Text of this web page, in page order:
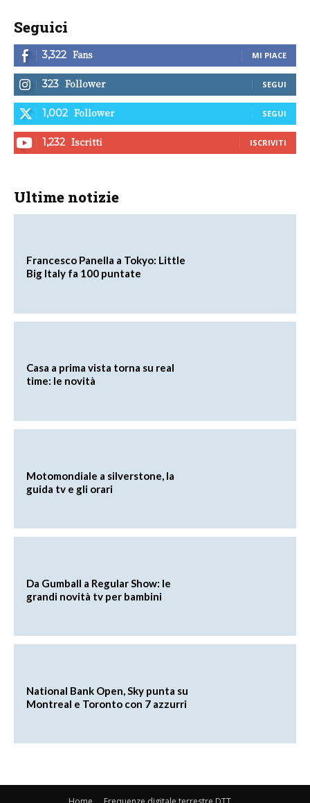
Seguici
3,322 Fans MI PIACE
323 Follower SEGUI
1,002 Follower SEGUI
1,232 Iscritti ISCRIVITI
Ultime notizie
Francesco Panella a Tokyo: Little
Big Italy fa 100 puntate
Casa a prima vista torna su real
time: le novità
Motomondiale a silverstone, la
guida tv e gli orari
Da Gumball a Regular Show: le
grandi novità tv per bambini
National Bank Open, Sky punta su
Montreal e Toronto con 7 azzurri